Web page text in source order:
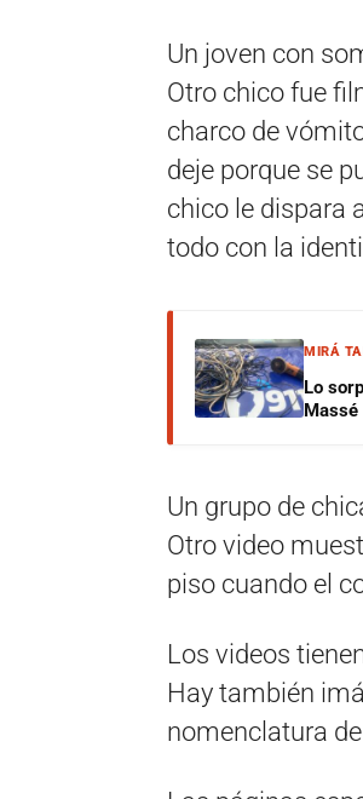
Un joven con
Otro chico fue
charco de
deje porque se
chico le dispara
todo con la
MIRÁ
Lo
Massé
Un grupo de
Otro video
piso cuando el
Los videos
Hay también
nomenclatura